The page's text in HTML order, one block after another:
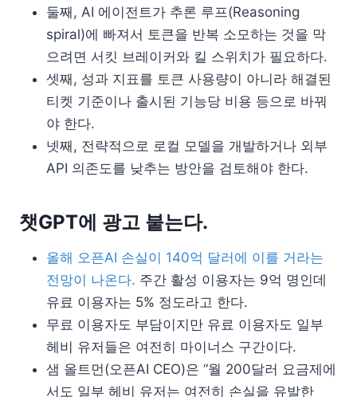
둘째, AI 에이전트가 추론 루프(Reasoning
spiral)에 빠져서 토큰을 반복 소모하는 것을 막
으려면 서킷 브레이커와 킬 스위치가 필요하다.
셋째, 성과 지표를 토큰 사용량이 아니라 해결된
티켓 기준이나 출시된 기능당 비용 등으로 바꿔
야 한다.
넷째, 전략적으로 로컬 모델을 개발하거나 외부
API 의존도를 낮추는 방안을 검토해야 한다.
챗GPT에 광고 붙는다.
올해 오픈AI 손실이 140억 달러에 이를 거라는
전망이 나온다. 주간 활성 이용자는 9억 명인데
유료 이용자는 5% 정도라고 한다.
무료 이용자도 부담이지만 유료 이용자도 일부
헤비 유저들은 여전히 마이너스 구간이다.
샘 올트먼(오픈AI CEO)은 “월 200달러 요금제에
서도 일부 헤비 유저는 여전히 손실을 유발한